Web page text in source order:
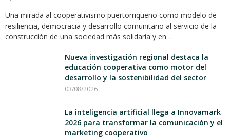
Una mirada al cooperativismo puertorriqueño como modelo de
resiliencia, democracia y desarrollo comunitario al servicio de la
construcción de una sociedad más solidaria y en…
Nueva investigación regional destaca la
educación cooperativa como motor del
desarrollo y la sostenibilidad del sector
03/08/2026
La inteligencia artificial llega a Innovamark
2026 para transformar la comunicación y el
marketing cooperativo